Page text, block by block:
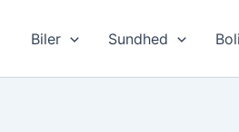
Biler Sundhed